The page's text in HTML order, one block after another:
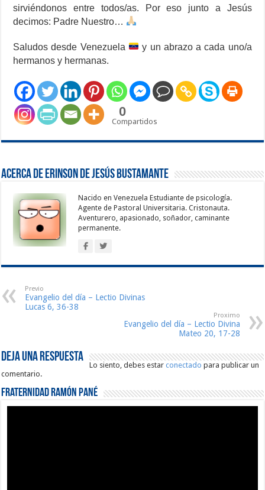
sirviéndonos entre todos/as. Por eso junto a Jesús
decimos: Padre Nuestro…
Saludos desde Venezuela
y un abrazo a cada uno/a
hermanos y hermanas.
0
Compartidos
Acerca de Erinson de Jesús Bustamante
Nacido en Venezuela Estudiante de psicología.
Agente de Pastoral Universitaria. Cristonauta.
Aventurero, apasionado, soñador, caminante
permanente.
Previo
Evangelio del día – Lectio Divinas
Lucas 6, 36-38
Proximo
Evangelio del día – Lectio Divina
Mateo 20, 17-28
Deja una respuesta
Lo siento, debes estarconectado para publicar un
comentario.
Fraternidad Ramón Pané